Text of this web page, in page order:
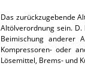
Das zurückzugebende
Altölverordnung sein.
Beimischung anderer
Kompressoren- oder
Lösemittel, Brems- und